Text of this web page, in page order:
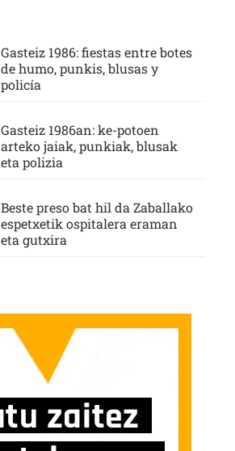
Gasteiz 1986: fiestas entre botes
de humo, punkis, blusas y
policía
Gasteiz 1986an: ke-potoen
arteko jaiak, punkiak, blusak
eta polizia
Beste preso bat hil da Zaballako
espetxetik ospitalera eraman
eta gutxira